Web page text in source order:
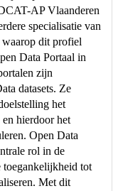
AP Vlaanderen
specialisatie van
dit profiel
Data Portaal in
zijn
datasets. Ze
het
hierdoor het
Open Data
rol in de
toegankelijkheid tot
Met dit